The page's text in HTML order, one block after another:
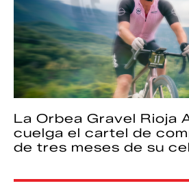
La Orbea Gravel Rioja
cuelga el cartel de
de tres meses de su